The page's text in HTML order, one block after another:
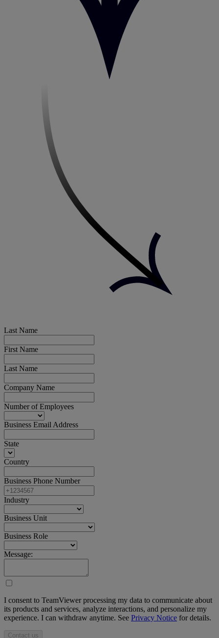
Last Name
First Name
Last Name
Company Name
Number of Employees
Business Email Address
State
Country
Business Phone Number
Industry
Business Unit
Business Role
Message:
I consent to TeamViewer processing my data to communicate about
its products and services, analyze interactions, and personalize my
experience. I can withdraw anytime. See Privacy Notice for details.
Contact us